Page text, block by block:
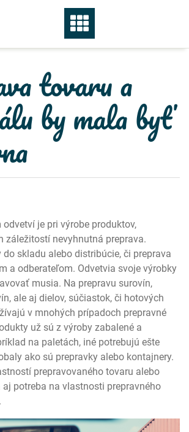
tovaru a
by mala byť
je pri výrobe produktov,
záležitostí nevyhnutná preprava.
do skladu alebo distribúcie, či preprava
a odberateľom. Odvetvia svoje výrobky
musia. Na prepravu surovín,
ale aj dielov, súčiastok, či hotových
v mnohých prípadoch prepravné
už sú z výroby zabalené a
na paletách, iné potrebujú ešte
ako sú prepravky alebo kontajnery.
prepravovaného tovaru alebo
potreba na vlastnosti prepravného